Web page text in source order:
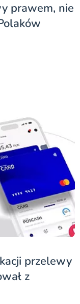
prawem, nie
przelewy
z